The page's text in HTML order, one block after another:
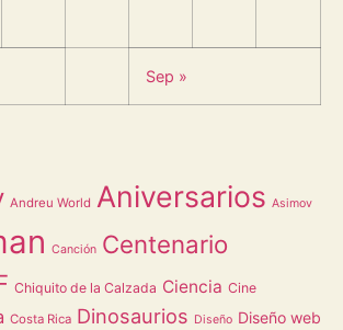
Sep »
Andreu World Aniversarios Asimov
Canción Centenario
Chiquito de la Calzada Ciencia Cine
Costa Rica Dinosaurios Diseño Diseño web